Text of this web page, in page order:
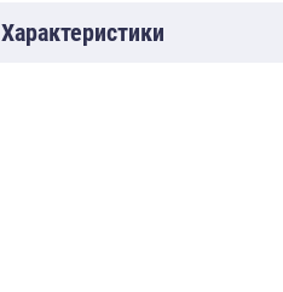
Характеристики